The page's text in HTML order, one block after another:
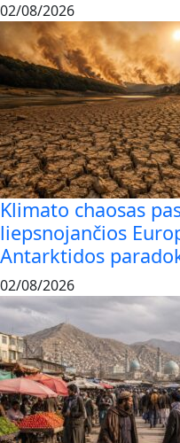
02/08/2026
Klimato chaosas
liepsnojančios
Antarktidos
02/08/2026